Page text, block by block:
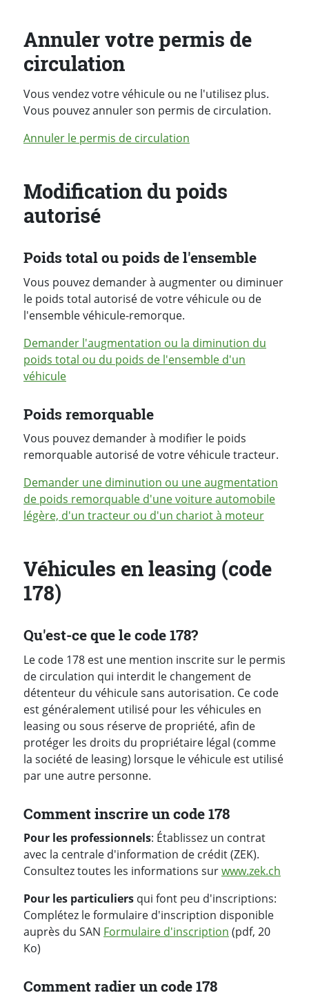
Annuler votre permis de
circulation
Vous vendez votre véhicule ou ne l'utilisez plus.
Vous pouvez annuler son permis de circulation.
Annuler le permis de circulation
Modification du poids
autorisé
Poids total ou poids de l'ensemble
Vous pouvez demander à augmenter ou diminuer
le poids total autorisé de votre véhicule ou de
l'ensemble véhicule-remorque.
Demander l'augmentation ou la diminution du
poids total ou du poids de l'ensemble d'un
véhicule
Poids remorquable
Vous pouvez demander à modifier le poids
remorquable autorisé de votre véhicule tracteur.
Demander une diminution ou une augmentation
de poids remorquable d'une voiture automobile
légère, d'un tracteur ou d'un chariot à moteur
Véhicules en leasing (code
178)
Qu'est-ce que le code 178?
Le code 178 est une mention inscrite sur le permis
de circulation qui interdit le changement de
détenteur du véhicule sans autorisation. Ce code
est généralement utilisé pour les véhicules en
leasing ou sous réserve de propriété, afin de
protéger les droits du propriétaire légal (comme
la société de leasing) lorsque le véhicule est utilisé
par une autre personne.
Comment inscrire un code 178
Pour les professionnels: Établissez un contrat
avec la centrale d'information de crédit (ZEK).
Consultez toutes les informations surwww.zek.ch
Pour les particuliers qui font peu d'inscriptions:
Complétez le formulaire d'inscription disponible
auprès du SAN Formulaire d'inscription (pdf, 20
Ko)
Comment radier un code 178